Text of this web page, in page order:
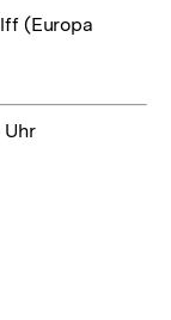
(Europa
Uhr